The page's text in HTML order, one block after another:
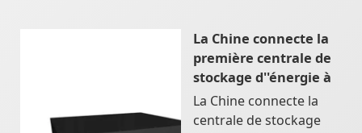
La Chine connecte la
première centrale de
stockage d''énergie à
La Chine connecte la
centrale de stockage